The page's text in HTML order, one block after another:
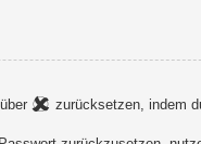
zurücksetzen, indem